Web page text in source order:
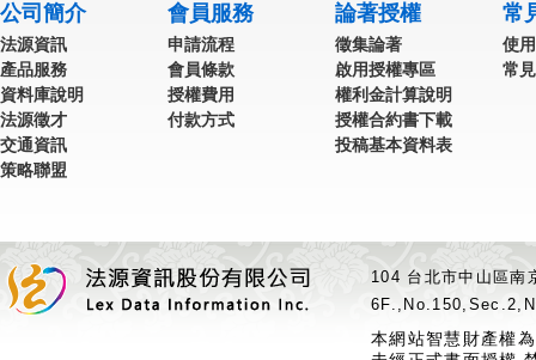
公司簡介
法源資訊
產品服務
資料庫說明
法源徵才
交通資訊
策略聯盟
會員服務
申請流程
會員條款
授權費用
付款方式
論著授權
徵集論著
啟用授權專區
權利金計算說明
授權合約書下載
投稿基本資料表
常
使
常
104 台北市中山區
本網站智慧財產權